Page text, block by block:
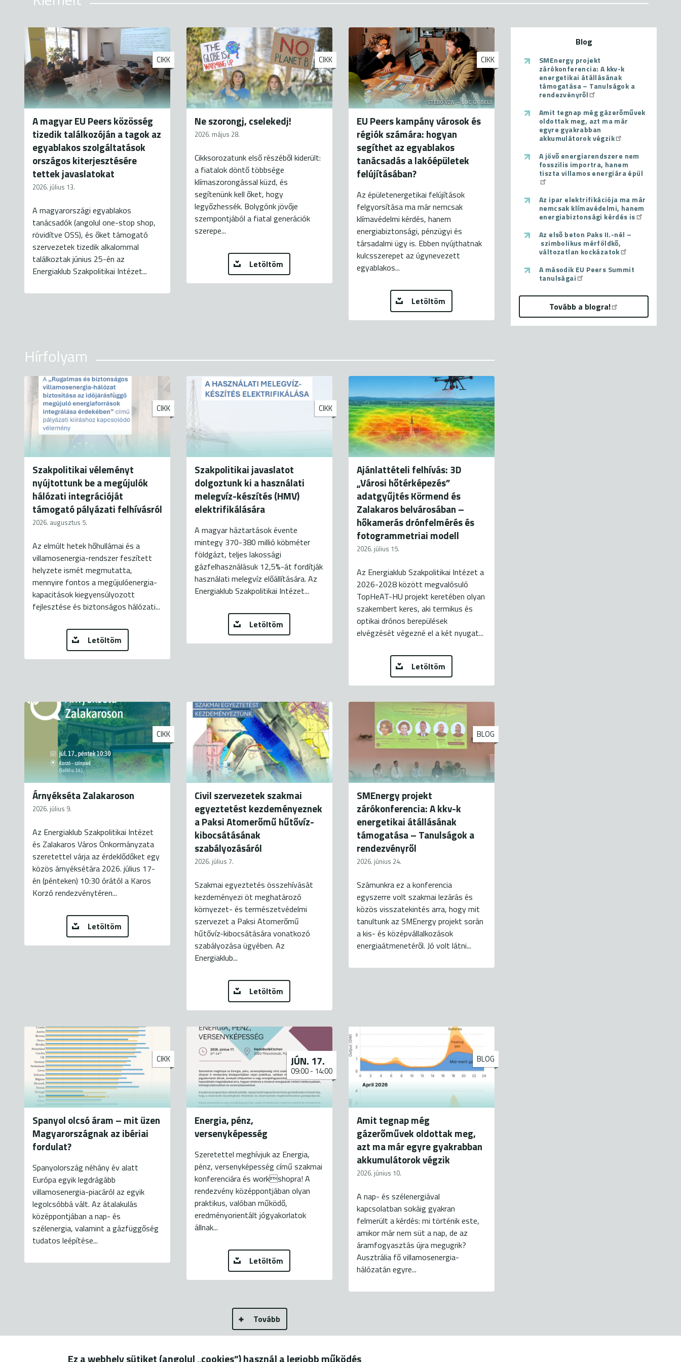
CIKK
A magyar EU Peers közösség
tizedik találkozóján a tagok az
egyablakos szolgáltatások
országos kiterjesztésére
tettek javaslatokat
2026. július 13.
A magyarországi egyablakos
tanácsadók (angolul one-stop shop,
rövidítve OSS), és őket támogató
szervezetek tizedik alkalommal
találkoztak június 25-én az
Energiaklub Szakpolitikai Intézet...
CIKK
Ne szorongj, cselekedj!
2026. május 28.
Cikksorozatunk első részéből kiderült:
a fiatalok döntő többsége
klímaszorongással küzd, és
segítenünk kell őket, hogy
legyőzhessék. Bolygónk jövője
szempontjából a fiatal generációk
szerepe...
Letöltöm
STEBO VZW – LUC GIJBELS
CIKK
EU Peers kampány városok és
régiók számára: hogyan
segíthet az egyablakos
tanácsadás a lakóépületek
felújításában?
Az épületenergetikai felújítások
felgyorsítása ma már nemcsak
klímavédelmi kérdés, hanem
energiabiztonsági, pénzügyi és
társadalmi ügy is. Ebben nyújthatnak
kulcsszerepet az úgynevezett
egyablakos...
Letöltöm
Hírfolyam
CIKK
Szakpolitikai véleményt
nyújtottunk be a megújulók
hálózati integrációját
támogató pályázati felhívásról
2026. augusztus 5.
Az elmúlt hetek hőhullámai és a
villamosenergia-rendszer feszített
helyzete ismét megmutatta,
mennyire fontos a megújulóenergia-
kapacitások kiegyensúlyozott
fejlesztése és biztonságos hálózati...
Letöltöm
CIKK
Szakpolitikai javaslatot
dolgoztunk ki a használati
melegvíz-készítés (HMV)
elektrifikálására
A magyar háztartások évente
mintegy 370-380 millió köbméter
földgázt, teljes lakossági
gázfelhasználásuk 12,5%-át fordítják
használati melegvíz előállítására. Az
Energiaklub Szakpolitikai Intézet...
Letöltöm
Ajánlattételi felhívás: 3D
„Városi hőtérképezés”
adatgyűjtés Körmend és
Zalakaros belvárosában –
hőkamerás drónfelmérés és
fotogrammetriai modell
2026. július 15.
Az Energiaklub Szakpolitikai Intézet a
2026-2028 között megvalósuló
TopHeAT-HU projekt keretében olyan
szakembert keres, aki termikus és
optikai drónos berepülések
elvégzését végezné el a két nyugat...
Letöltöm
CIKK
Árnyékséta Zalakaroson
2026. július 9.
Az Energiaklub Szakpolitikai Intézet
és Zalakaros Város Önkormányzata
szeretettel várja az érdeklődőket egy
közös árnyéksétára 2026. július 17-
én (pénteken) 10:30 órától a Karos
Korzó rendezvénytéren...
Letöltöm
Civil szervezetek szakmai
egyeztetést kezdeményeznek
a Paksi Atomerőmű hűtővíz-
kibocsátásának
szabályozásáról
2026. július 7.
Szakmai egyeztetés összehívását
kezdeményezi öt meghatározó
környezet- és természetvédelmi
szervezet a Paksi Atomerőmű
hűtővíz-kibocsátására vonatkozó
szabályozása ügyében. Az
Energiaklub...
Letöltöm
BLOG
SMEnergy projekt
zárókonferencia: A kkv-k
energetikai átállásának
támogatása – Tanulságok a
rendezvényről
2026. június 24.
Számunkra ez a konferencia
egyszerre volt szakmai lezárás és
közös visszatekintés arra, hogy mit
tanultunk az SMEnergy projekt során
a kis- és középvállalkozások
energiaátmenetéről. Jó volt látni...
CIKK
Spanyol olcsó áram – mit üzen
Magyarországnak az ibériai
fordulat?
Spanyolország néhány év alatt
Európa egyik legdrágább
villamosenergia-piacáról az egyik
legolcsóbbá vált. Az átalakulás
középpontjában a nap- és
szélenergia, valamint a gázfüggőség
tudatos leépítése...
Energia, pénz,
versenyképesség
JÚN. 17.
09:00- 14:00
Szeretettel meghívjuk az Energia,
pénz, versenyképesség című szakmai
konferenciára és workshopra! A
rendezvény középpontjában olyan
praktikus, valóban működő,
eredményorientált jógyakorlatok
állnak...
Letöltöm
BLOG
Amit tegnap még
gázerőművek oldottak meg,
azt ma már egyre gyakrabban
akkumulátorok végzik
2026. június 10.
A nap- és szélenergiával
kapcsolatban sokáig gyakran
felmerült a kérdés: mi történik este,
amikor már nem süt a nap, de az
áramfogyasztás újra megugrik?
Ausztrália fő villamosenergia-
hálózatán egyre...
Tovább
Blog
SMEnergy projekt
zárókonferencia: A kkv-k
energetikai átállásának
támogatása – Tanulságok a
rendezvényről
Amit tegnap még gázerőművek
oldottak meg, azt ma már
egyre gyakrabban
akkumulátorok végzik
A jövő energiarendszere nem
fosszilis importra, hanem
tiszta villamos energiára épül
Az ipar elektrifikációja ma már
nemcsak klímavédelmi, hanem
energiabiztonsági kérdés is
Az első beton Paks II.-nél –
szimbolikus mérföldkő,
változatlan kockázatok
A második EU Peers Summit
tanulságai
Tovább a blogra!
1056 Budapest, Szerb u. 17-19. +36 20 544-7100 (H-P: 9-18)
Ez a webhely sütiket (angolul „cookies”) használ a legjobb működés